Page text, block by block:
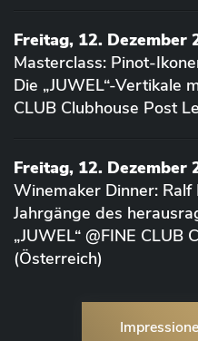
Freitag, 12. Dezember
Masterclass: Pinot-
Die „JUWEL“-Vertikale
CLUB Clubhouse Post
Freitag, 12. Dezember
Winemaker Dinner:
Jahrgänge des
„JUWEL“ @FINE CLUB
(Österreich)